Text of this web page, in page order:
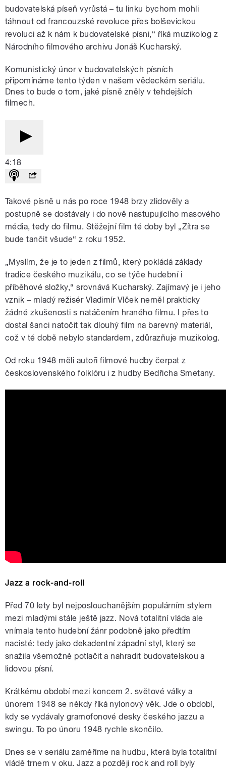
budovatelská píseň vyrůstá – tu linku bychom mohli
táhnout od francouzské revoluce přes bolševickou
revoluci až k nám k budovatelské písni,“ říká muzikolog z
Národního filmového archivu Jonáš Kucharský.
Komunistický únor v budovatelských písních
připomínáme tento týden v našem vědeckém seriálu.
Dnes to bude o tom, jaké písně zněly v tehdejších
filmech.
4:18
Takové písně u nás po roce 1948 brzy zlidověly a
postupně se dostávaly i do nově nastupujícího masového
média, tedy do filmu. Stěžejní film té doby byl „Zítra se
bude tančit všude“ z roku 1952.
„Myslím, že je to jeden z filmů, který pokládá základy
tradice českého muzikálu, co se týče hudební i
příběhové složky,“ srovnává Kucharský. Zajímavý je i jeho
vznik – mladý režisér Vladimír Vlček neměl prakticky
žádné zkušenosti s natáčením hraného filmu. I přes to
dostal šanci natočit tak dlouhý film na barevný materiál,
což v té době nebylo standardem, zdůrazňuje muzikolog.
Od roku 1948 měli autoři filmové hudby čerpat z
československého folklóru i z hudby Bedřicha Smetany.
Jazz a rock-and-roll
Před 70 lety byl nejposlouchanějším populárním stylem
mezi mladými stále ještě jazz. Nová totalitní vláda ale
vnímala tento hudební žánr podobně jako předtím
nacisté: tedy jako dekadentní západní styl, který se
snažila všemožně potlačit a nahradit budovatelskou a
lidovou písní.
Krátkému období mezi koncem 2. světové války a
únorem 1948 se někdy říká nylonový věk. Jde o období,
kdy se vydávaly gramofonové desky českého jazzu a
swingu. To po únoru 1948 rychle skončilo.
Dnes se v seriálu zaměříme na hudbu, která byla totalitní
vládě trnem v oku. Jazz a později rock and roll byly